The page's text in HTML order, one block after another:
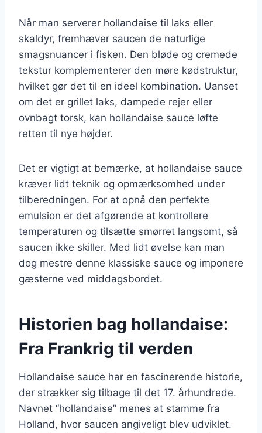
Når man serverer hollandaise til laks eller
skaldyr, fremhæver saucen de naturlige
smagsnuancer i fisken. Den bløde og cremede
tekstur komplementerer den møre kødstruktur,
hvilket gør det til en ideel kombination. Uanset
om det er grillet laks, dampede rejer eller
ovnbagt torsk, kan hollandaise sauce løfte
retten til nye højder.
Det er vigtigt at bemærke, at hollandaise sauce
kræver lidt teknik og opmærksomhed under
tilberedningen. For at opnå den perfekte
emulsion er det afgørende at kontrollere
temperaturen og tilsætte smørret langsomt, så
saucen ikke skiller. Med lidt øvelse kan man
dog mestre denne klassiske sauce og imponere
gæsterne ved middagsbordet.
Historien bag hollandaise:
Fra Frankrig til verden
Hollandaise sauce har en fascinerende historie,
der strækker sig tilbage til det 17. århundrede.
Navnet “hollandaise” menes at stamme fra
Holland, hvor saucen angiveligt blev udviklet.